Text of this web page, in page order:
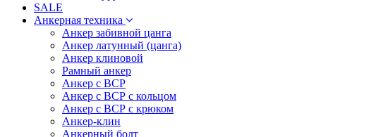
SALE
Анкерная техника
Анкер забивной цанга
Анкер латунный (цанга)
Анкер клиновой
Рамный анкер
Анкер с ВСР
Анкер с ВСР с кольцом
Анкер с ВСР с крюком
Анкер-клин
Анкерный болт